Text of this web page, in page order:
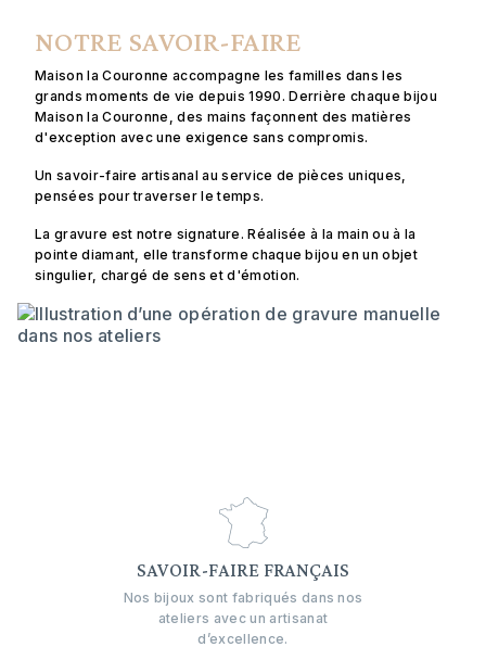
NOTRE SAVOIR-FAIRE
Maison la Couronne accompagne les familles dans les
grands moments de vie depuis 1990. Derrière chaque bijou
Maison la Couronne, des mains façonnent des matières
d'exception avec une exigence sans compromis.
Un savoir-faire artisanal au service de pièces uniques,
pensées pour traverser le temps.
La gravure est notre signature. Réalisée à la main ou à la
pointe diamant, elle transforme chaque bijou en un objet
singulier, chargé de sens et d'émotion.
SAVOIR-FAIRE FRANÇAIS
Nos bijoux sont fabriqués dans nos
ateliers avec un artisanat
d’excellence.